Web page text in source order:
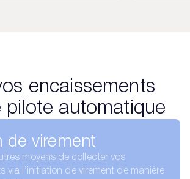
encaissements
pilote automatique
de virement
moyens de collecter vos
via l’initiation de virement de manière